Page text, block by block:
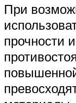
При
прочности